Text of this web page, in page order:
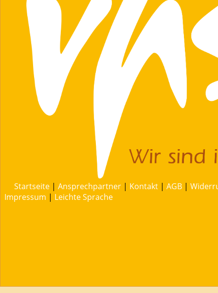
Startseite | Ansprechpartner | Kontakt | AGB |
Impressum | Leichte Sprache